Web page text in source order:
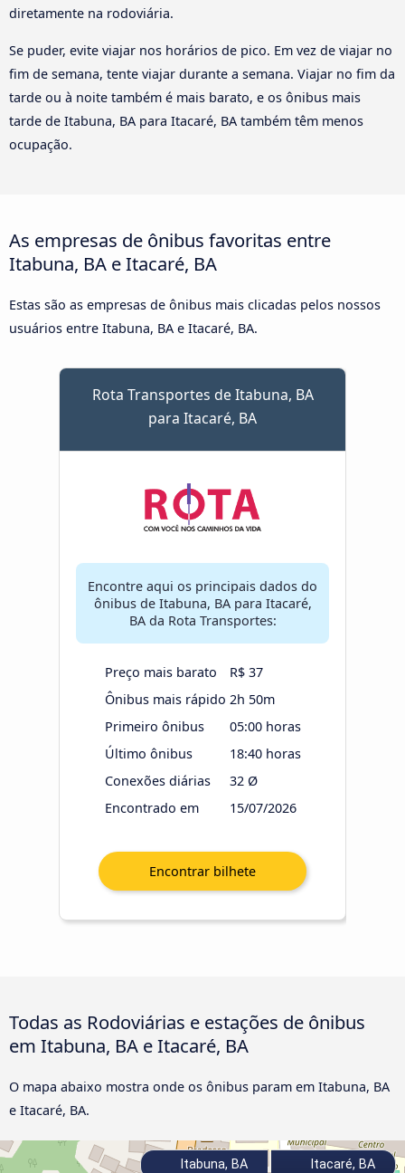
diretamente na rodoviária.
Se puder, evite viajar nos horários de pico. Em vez de viajar no
fim de semana, tente viajar durante a semana. Viajar no fim da
tarde ou à noite também é mais barato, e os ônibus mais
tarde de Itabuna, BA para Itacaré, BA também têm menos
ocupação.
As empresas de ônibus favoritas entre
Itabuna, BA e Itacaré, BA
Estas são as empresas de ônibus mais clicadas pelos nossos
usuários entre Itabuna, BA e Itacaré, BA.
Rota Transportes de Itabuna, BA
para Itacaré, BA
Encontre aqui os principais dados do
ônibus de Itabuna, BA para Itacaré,
BA da Rota Transportes:
Preço mais barato
R$ 37
Ônibus mais rápido 2h 50m
Primeiro ônibus
05:00 horas
Último ônibus
18:40 horas
Conexões diárias
32 Ø
Encontrado em
15/07/2026
Todas as Rodoviárias e estações de ônibus
em Itabuna, BA e Itacaré, BA
O mapa abaixo mostra onde os ônibus param em Itabuna, BA
e Itacaré, BA.
Itabuna, BA Itacaré, BA